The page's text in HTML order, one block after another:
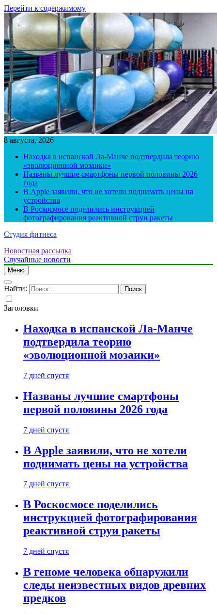
Перейти к содержимому
8 августа, 2026
Находка в испанской Ла-Манче подтвердила теорию
«эволюционной мозаики»
Названы лучшие смартфоны первой половины 2026
года
В Apple заявили, что не хотели поднимать цены на
устройства
В Роскосмосе поделились инструкцией
фотографирования реактивной струи ракеты
Студия фитнеса
Новостная рассылка
Случайные новости
Меню
Найти:
Заголовки
Находка в испанской Ла-Манче
подтвердила теорию
«эволюционной мозаики»
7 дней спустя
Названы лучшие смартфоны
первой половины 2026 года
7 дней спустя
В Apple заявили, что не хотели
поднимать цены на устройства
7 дней спустя
В Роскосмосе поделились
инструкцией фотографирования
реактивной струи ракеты
7 дней спустя
В геноме человека обнаружили
следы неизвестных видов древних
предков